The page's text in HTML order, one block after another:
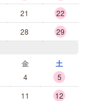
21
22
28 29
金 土
4
5
11
12